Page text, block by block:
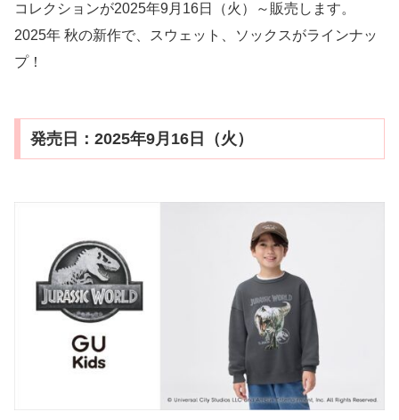
コレクションが2025年9月16日（火）～販売します。
2025年 秋の新作で、スウェット、ソックスがラインナッ
プ！
発売日：2025年9月16日（火）